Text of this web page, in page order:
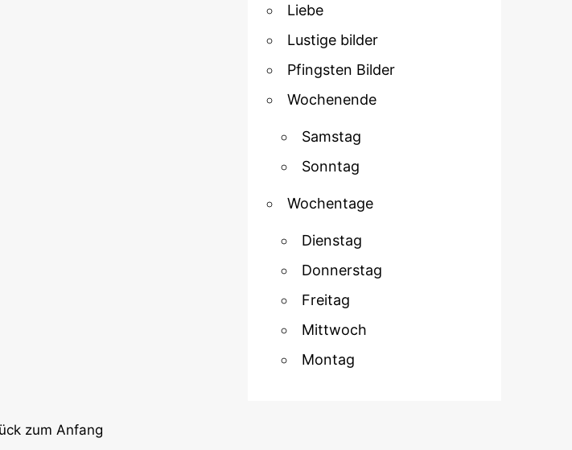
Liebe
Lustige bilder
Pfingsten Bilder
Wochenende
Samstag
Sonntag
Wochentage
Dienstag
Donnerstag
Freitag
Mittwoch
Montag
zum Anfang